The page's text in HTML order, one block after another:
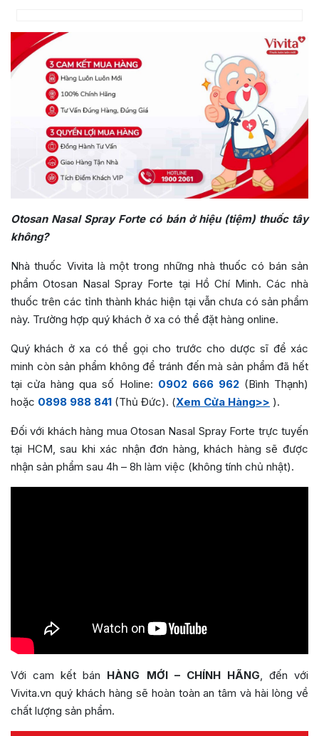
Otosan Nasal Spray Forte có bán ở hiệu (tiệm) thuốc tây
không?
Nhà thuốc Vivita là một trong những nhà thuốc có bán sản
phẩm Otosan Nasal Spray Forte tại Hồ Chí Minh. Các nhà
thuốc trên các tỉnh thành khác hiện tại vẫn chưa có sản phẩm
này. Trường hợp quý khách ở xa có thể đặt hàng online.
Quý khách ở xa có thể gọi cho trước cho dược sĩ để xác
minh còn sản phẩm không để tránh đến mà sản phẩm đã hết
tại cửa hàng qua số Holine: 0902 666 962(Bình Thạnh)
hoặc 0898 988 841 (Thủ Đức). (Xem Cửa Hàng>> ).
Đối với khách hàng mua Otosan Nasal Spray Forte trực tuyến
tại HCM, sau khi xác nhận đơn hàng, khách hàng sẽ được
nhận sản phẩm sau 4h – 8h làm việc (không tính chủ nhật).
Với cam kết bán HÀNG MỚI – CHÍNH HÃNG , đến với
Vivita.vn quý khách hàng sẽ hoàn toàn an tâm và hài lòng về
chất lượng sản phẩm.